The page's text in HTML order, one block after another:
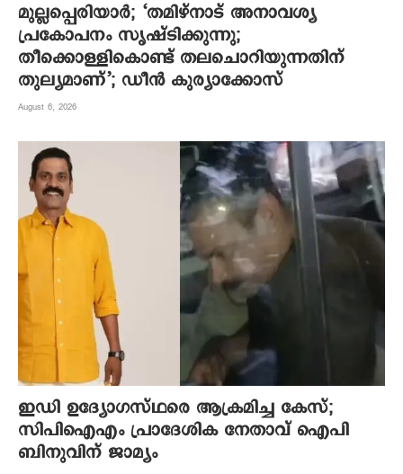
മുല്ലപ്പെരിയാര്‍; ‘തമിഴ്നാട് അനാവശ്യ
പ്രകോപനം സൃഷ്ടിക്കുന്നു;
തീക്കൊള്ളികൊണ്ട് തലചൊറിയുന്നതിന്
തുല്യമാണ്’; ഡീന്‍ കുര്യാക്കോസ്
August 6, 2026
ഇഡി ഉദ്യോഗസ്ഥരെ ആക്രമിച്ച കേസ്;
സിപിഐഎം പ്രാദേശിക നേതാവ് ഐപി
ബിനുവിന് ജാമ്യം